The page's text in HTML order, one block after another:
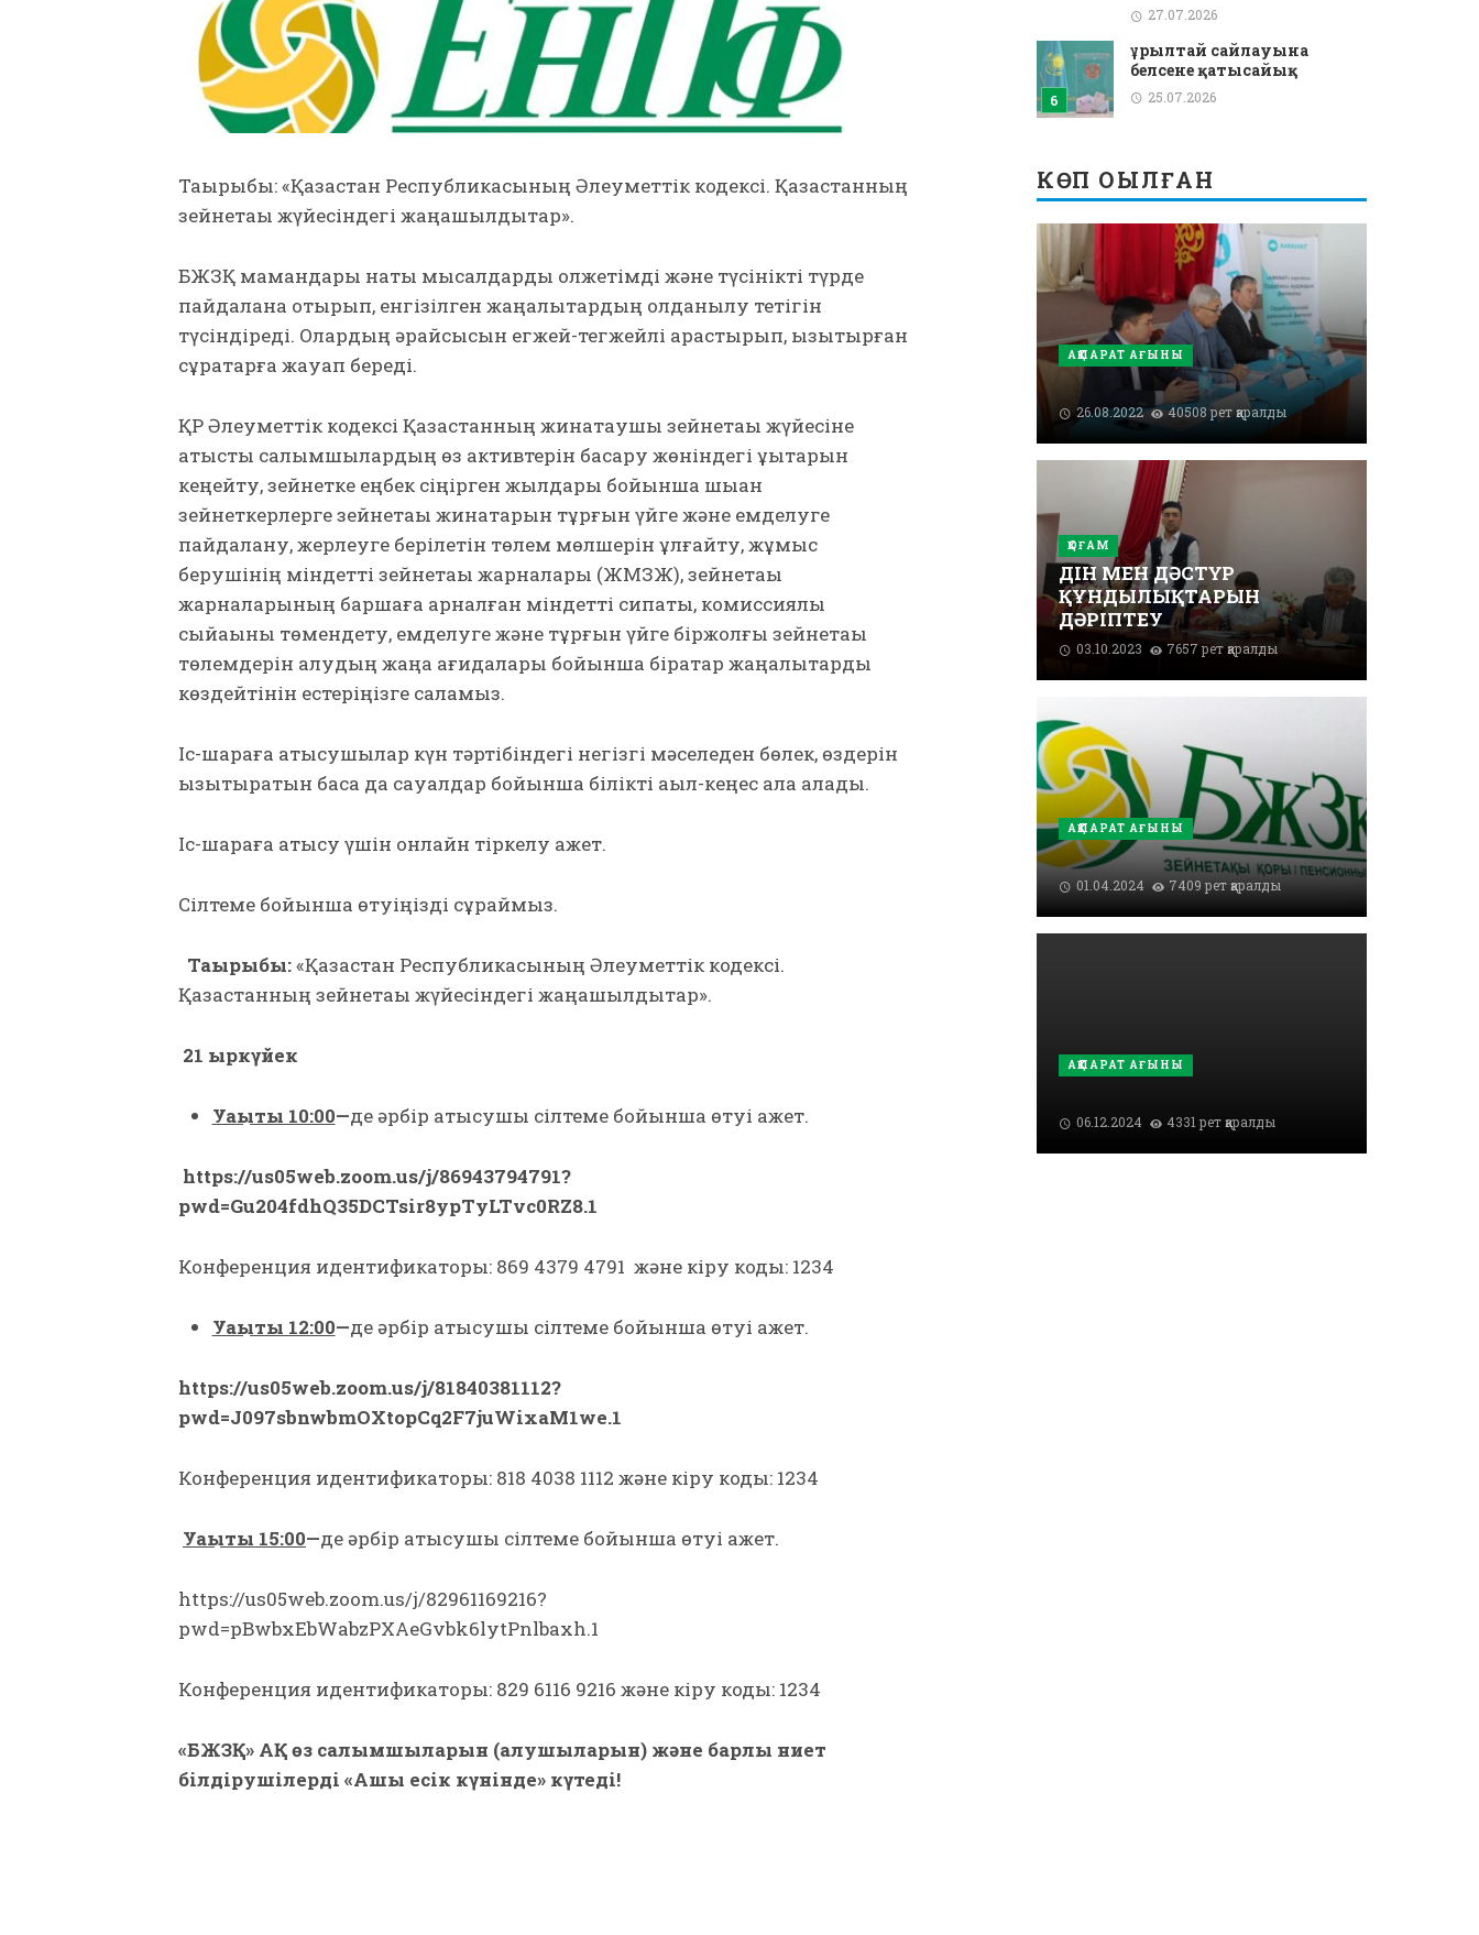
Тақырыбы: «Қазақстан Республикасының Әлеуметтік кодексі. Қазақстанның
зейнетақы жүйесіндегі жаңашылдықтар».
БЖЗҚ мамандары нақты мысалдарды қолжетімді және түсінікті түрде
пайдалана отырып, енгізілген жаңалықтардың қолданылу тетігін
түсіндіреді. Олардың әрқайсысын егжей-тегжейлі қарастырып, қызықтырған
сұрақтарға жауап береді.
ҚР Әлеуметтік кодексі Қазақстанның жинақтаушы зейнетақы жүйесіне
қатысты салымшылардың өз активтерін басқару жөніндегі құқықтарын
кеңейту, зейнетке еңбек сіңірген жылдары бойынша шыққан
зейнеткерлерге зейнетақы жинақтарын тұрғын үйге және емделуге
пайдалану, жерлеуге берілетін төлем мөлшерін ұлғайту, жұмыс
берушінің міндетті зейнетақы жарналары (ЖМЗЖ), зейнетақы
жарналарының баршаға арналған міндетті сипаты, комиссиялық
сыйақыны төмендету, емделуге және тұрғын үйге біржолғы зейнетақы
төлемдерін алудың жаңа қағидалары бойынша бірқатар жаңалықтарды
көздейтінін естеріңізге саламыз.
Іс-шараға қатысушылар күн тәртібіндегі негізгі мәселеден бөлек, өздерін
қызықтыратын басқа да сауалдар бойынша білікті ақыл-кеңес ала алады.
Іс-шараға қатысу үшін онлайн тіркелу қажет.
Сілтеме бойынша өтуіңізді сұраймыз.
Тақырыбы:«Қазақстан Республикасының Әлеуметтік кодексі.
Қазақстанның зейнетақы жүйесіндегі жаңашылдықтар».
21 қыркүйек
Уақыты 10:00—де әрбір қатысушы сілтеме бойынша өтуі қажет.
https://us05web.zoom.us/j/86943794791?
pwd=Gu204fdhQ35DCTsir8ypTyLTvc0RZ8.1
Конференция идентификаторы: 869 4379 4791 және кіру коды: 1234
Уақыты 12:00—де әрбір қатысушы сілтеме бойынша өтуі қажет.
https://us05web.zoom.us/j/81840381112?
pwd=J097sbnwbmOXtopCq2F7juWixaM1we.1
Конференция идентификаторы: 818 4038 1112 және кіру коды: 1234
Уақыты 15:00—де әрбір қатысушы сілтеме бойынша өтуі қажет.
https://us05web.zoom.us/j/82961169216?
pwd=pBwbxEbWabzPXAeGvbk6lytPnlbaxh.1
Конференция идентификаторы: 829 6116 9216 және кіру коды: 1234
«БЖЗҚ» АҚ өз салымшыларын (алушыларын) және барлық ниет
білдірушілерді «Ашық есік күнінде» күтеді!
27.07.2026
Құрылтай сайлауына
белсене қатысайық
25.07.2026
КӨП ОҚЫЛҒАН
АҚПАРАТ АҒЫНЫ
26.08.2022 40508 рет қаралды
ҚОҒАМ
ДІН МЕН ДӘСТҮР
ҚҰНДЫЛЫҚТАРЫН
ДӘРІПТЕУ
03.10.2023 7657 рет қаралды
АҚПАРАТ АҒЫНЫ
01.04.2024 7409 рет қаралды
АҚПАРАТ АҒЫНЫ
06.12.2024 4331 рет қаралды